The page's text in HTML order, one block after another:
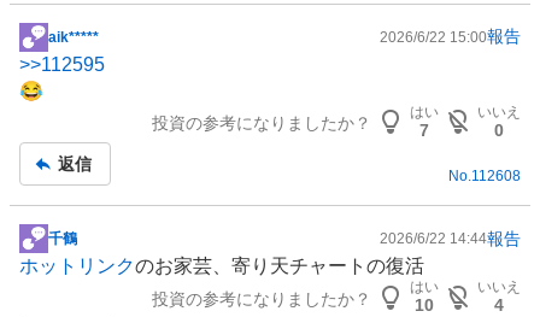
掲
示
板
aik***** 2026/6/22 15:00報告
>>112595
😂
投資の参考になりましたか？
はい
7
いいえ
0
返信
No.112608
掲
示
千鶴 2026/6/22 14:44報告
ホットリンクのお家芸、寄り天チャートの復活
投資の参考になりましたか？
はい
10
いいえ
4